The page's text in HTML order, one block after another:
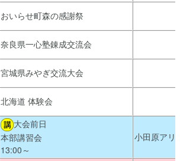
おいらせ町森の感謝祭
奈良県一心塾錬成交流会
宮城県みやぎ交流大会
北海道 体験会
大会前日
本部講習会
13:00～
小田原アリ